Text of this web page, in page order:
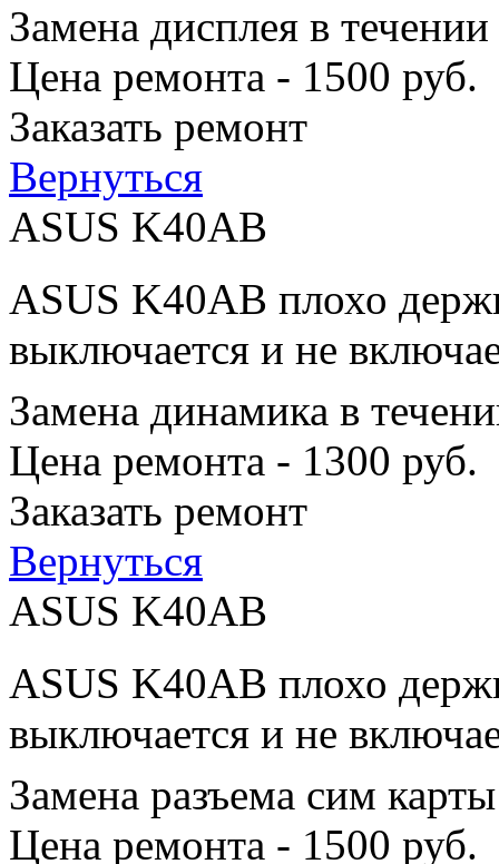
Замена дисплея в
Цена ремонта - 1500 руб.
Заказать ремонт
Вернуться
ASUS K40AB
ASUS K40AB плохо
выключается и не
Замена динамика в
Цена ремонта - 1300 руб.
Заказать ремонт
Вернуться
ASUS K40AB
ASUS K40AB плохо
выключается и не
Замена разъема сим
Цена ремонта - 1500 руб.